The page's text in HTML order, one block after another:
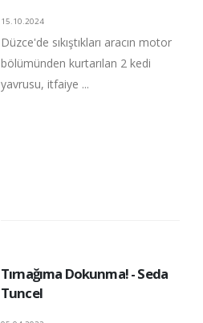
15.10.2024
Düzce'de sıkıştıkları aracın motor
bölümünden kurtarılan 2 kedi
yavrusu, itfaiye ...
Tırnağıma Dokunma! - Seda
Tuncel